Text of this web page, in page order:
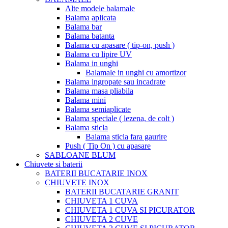
Alte modele balamale
Balama aplicata
Balama bar
Balama batanta
Balama cu apasare ( tip-on, push )
Balama cu lipire UV
Balama in unghi
Balamale in unghi cu amortizor
Balama ingropate sau incadrate
Balama masa pliabila
Balama mini
Balama semiaplicate
Balama speciale ( lezena, de colt )
Balama sticla
Balama sticla fara gaurire
Push ( Tip On ) cu apasare
SABLOANE BLUM
Chiuvete si baterii
BATERII BUCATARIE INOX
CHIUVETE INOX
BATERII BUCATARIE GRANIT
CHIUVETA 1 CUVA
CHIUVETA 1 CUVA SI PICURATOR
CHIUVETA 2 CUVE